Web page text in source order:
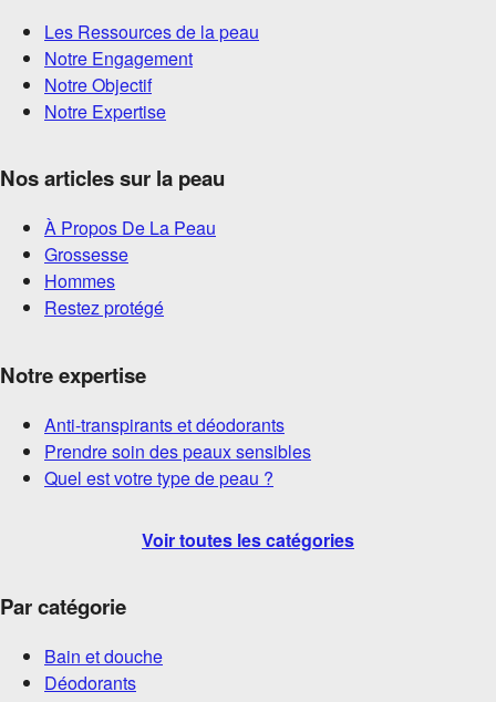
Les Ressources de la peau
Notre Engagement
Notre Objectif
Notre Expertise
Nos articles sur la peau
À Propos De La Peau
Grossesse
Hommes
Restez protégé
Notre expertise
Anti-transpirants et déodorants
Prendre soin des peaux sensibles
Quel est votre type de peau ?
Voir toutes les catégories
Par catégorie
Bain et douche
Déodorants